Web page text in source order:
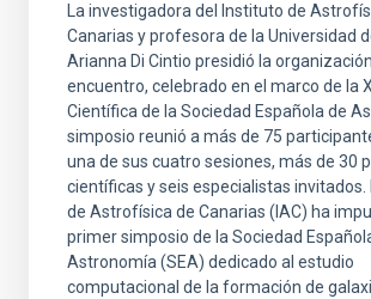
La investigadora del Instituto de
Canarias y profesora de la Universidad
Arianna Di Cintio presidió la
encuentro, celebrado en el marco de la
Científica de la Sociedad Española de
simposio reunió a más de 75
una de sus cuatro sesiones, más de 30
científicas y seis especialistas invitados.
de Astrofísica de Canarias (IAC) ha
primer simposio de la Sociedad
Astronomía (SEA) dedicado al estudio
computacional de la formación de